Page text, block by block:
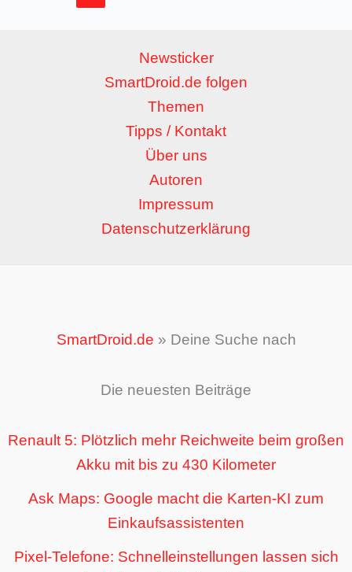
Newsticker
SmartDroid.de folgen
Themen
Tipps / Kontakt
Über uns
Autoren
Impressum
Datenschutzerklärung
SmartDroid.de » Deine Suche nach
Die neuesten Beiträge
Renault 5: Plötzlich mehr Reichweite beim großen
Akku mit bis zu 430 Kilometer
Ask Maps: Google macht die Karten-KI zum
Einkaufsassistenten
Pixel-Telefone: Schnelleinstellungen lassen sich